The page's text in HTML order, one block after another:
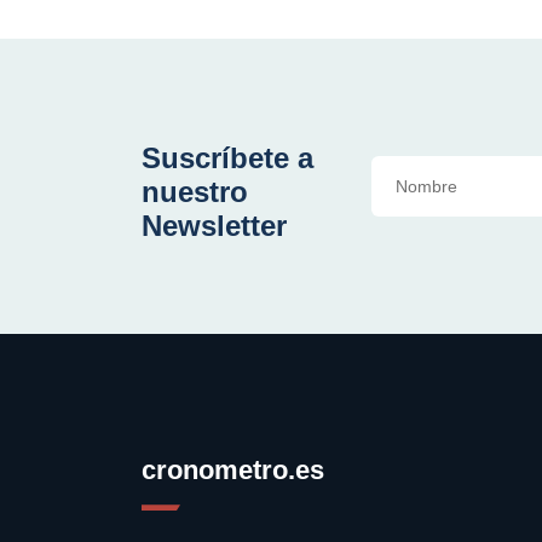
Suscríbete a
nuestro
Newsletter
cronometro.es